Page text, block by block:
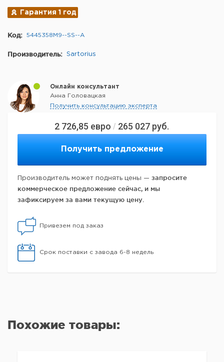
2 726,85 евро / 265 027 руб.
Получить предложение
Производитель может поднять цены — запросите
коммерческое предложение сейчас, и мы
зафиксируем за вами текущую цену.
Привезем под заказ
Срок поставки с завода 6-8 недель
Гарантия 1 год
Код: 5445358M9--SS--A
Производитель: Sartorius
Онлайн консультант
Анна Головацкая
Получить консультацию эксперта
Похожие товары: